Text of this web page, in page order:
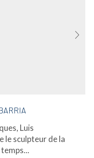
Luis
le sculpteur de la